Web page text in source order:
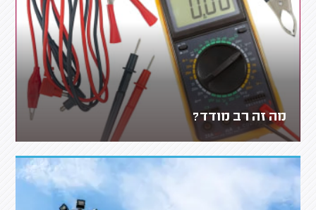
מה זה רב מודד?